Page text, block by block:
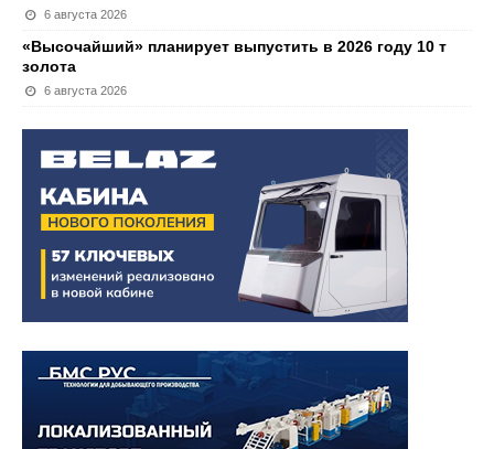
6 августа 2026
«Высочайший» планирует выпустить в 2026 году 10 т
золота
6 августа 2026